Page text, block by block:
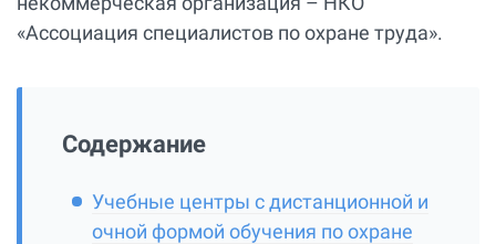
«Ассоциация специалистов по охране труда».
Содержание
Учебные центры с дистанционной и
очной формой обучения по охране